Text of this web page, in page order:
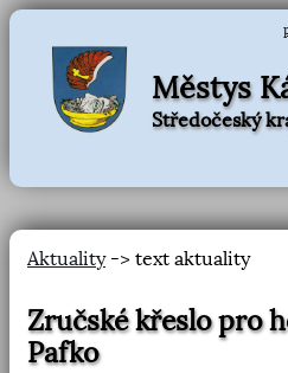
Městys
Středočeský
Aktuality-> text aktuality
Zručské křeslo pro
Pafko